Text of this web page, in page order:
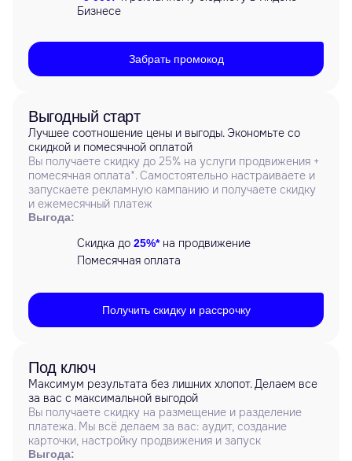
Бизнесе
Забрать промокод
Выгодный старт
Лучшее соотношение цены и выгоды. Экономьте со
скидкой и помесячной оплатой
Вы получаете скидку до 25% на услуги продвижения +
помесячная оплата*. Самостоятельно настраиваете и
запускаете рекламную кампанию и получаете скидку
и ежемесячный платеж
Выгода:
Скидка до 25%*на продвижение
Помесячная оплата
Получить скидку и рассрочку
Под ключ
Максимум результата без лишних хлопот. Делаем все
за вас с максимальной выгодой
Вы получаете скидку на размещение и разделение
платежа. Мы всё делаем за вас: аудит, создание
карточки, настройку продвижения и запуск
Выгода: